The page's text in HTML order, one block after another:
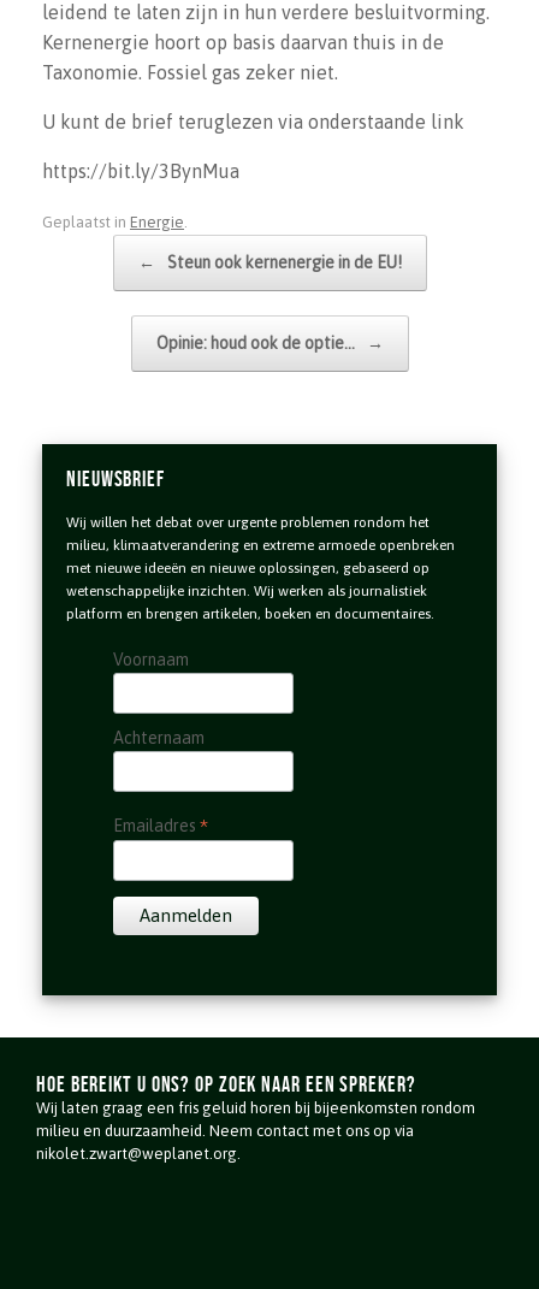
leidend te laten zijn in hun verdere besluitvorming.
Kernenergie hoort op basis daarvan thuis in de
Taxonomie. Fossiel gas zeker niet.
U kunt de brief teruglezen via onderstaande link
https://bit.ly/3BynMua
Geplaatst in Energie
← Steun ook kernenergie in de EU!
Opinie: houd ook de optie… →
Nieuwsbrief
Wij willen het debat over urgente problemen rondom het
milieu, klimaatverandering en extreme armoede openbreken
met nieuwe ideeën en nieuwe oplossingen, gebaseerd op
wetenschappelijke inzichten. Wij werken als journalistiek
platform en brengen artikelen, boeken en documentaires.
Voornaam
Achternaam
Emailadres *
Hoe bereikt u ons? Op zoek naar een spreker?
Wij laten graag een fris geluid horen bij bijeenkomsten rondom
milieu en duurzaamheid. Neem contact met ons op via
nikolet.zwart@weplanet.org.